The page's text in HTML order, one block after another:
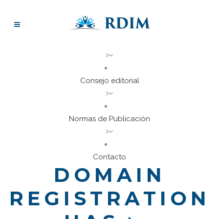
Consejo editorial
Normas de Publicación
Contacto
DOMAIN
REGISTRATION